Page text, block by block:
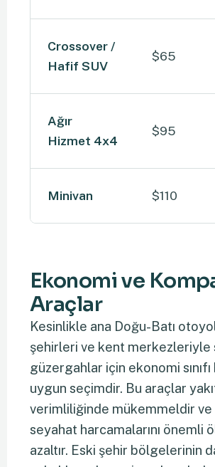
Crossover /
Hafif SUV
$65
Ağır
Hizmet 4x4
$95
Minivan $110
Ekonomi ve
Araçlar
Kesinlikle ana Doğu-Batı
şehirleri ve kent merkezleriyle
güzergahlar için ekonomi
uygun seçimdir. Bu araçlar
verimliliğinde mükemmeldir
seyahat harcamalarını önemli
azaltır. Eski şehir bölgelerinin